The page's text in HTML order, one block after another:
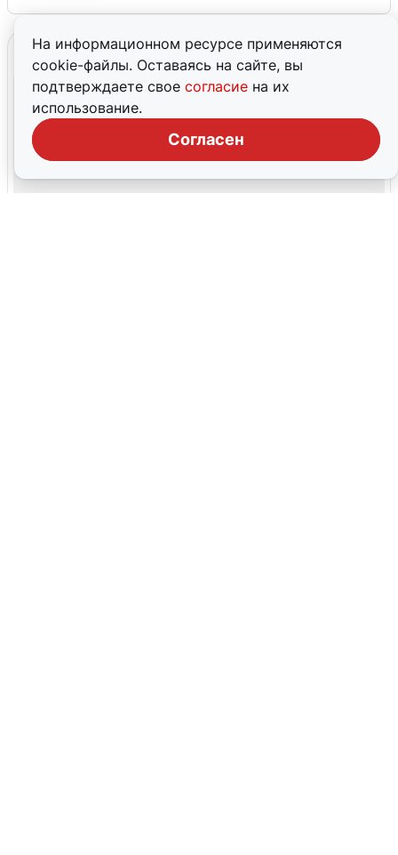
На информационном ресурсе применяются
cookie-файлы. Оставаясь на сайте, вы
подтверждаете свое согласие на их
использование.
Согласен